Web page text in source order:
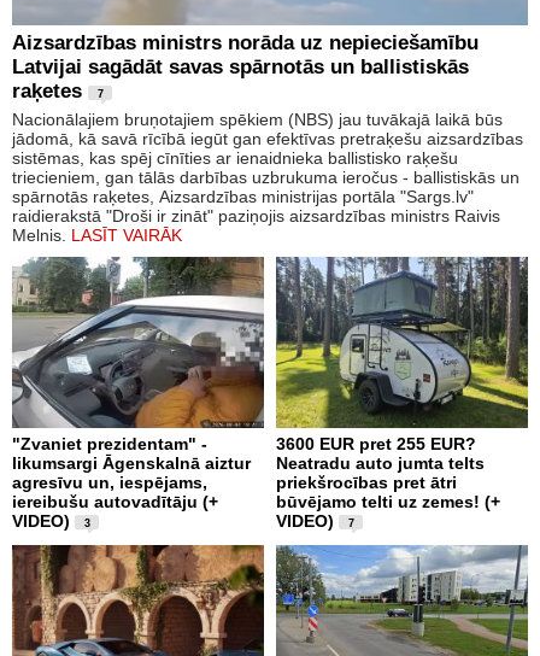
Aizsardzības ministrs norāda uz nepieciešamību
Latvijai sagādāt savas spārnotās un ballistiskās
raķetes
7
Nacionālajiem bruņotajiem spēkiem (NBS) jau tuvākajā laikā būs
jādomā, kā savā rīcībā iegūt gan efektīvas pretraķešu aizsardzības
sistēmas, kas spēj cīnīties ar ienaidnieka ballistisko raķešu
triecieniem, gan tālās darbības uzbrukuma ieročus - ballistiskās un
spārnotās raķetes, Aizsardzības ministrijas portāla "Sargs.lv"
raidierakstā "Droši ir zināt" paziņojis aizsardzības ministrs Raivis
Melnis. LASĪT VAIRĀK
"Zvaniet prezidentam" -
likumsargi Āgenskalnā aiztur
agresīvu un, iespējams,
iereibušu autovadītāju (+
VIDEO)
3
3600 EUR pret 255 EUR?
Neatradu auto jumta telts
priekšrocības pret ātri
būvējamo telti uz zemes! (+
VIDEO)
7